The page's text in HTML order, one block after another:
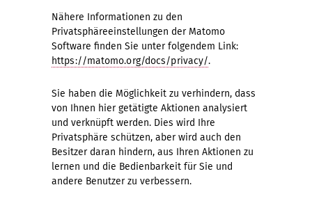
Nähere Informationen zu den
Privatsphäreeinstellungen der Matomo
Software finden Sie unter folgendem Link:
https://matomo.org/docs/privacy/.
Sie haben die Möglichkeit zu verhindern, dass
von Ihnen hier getätigte Aktionen analysiert
und verknüpft werden. Dies wird Ihre
Privatsphäre schützen, aber wird auch den
Besitzer daran hindern, aus Ihren Aktionen zu
lernen und die Bedienbarkeit für Sie und
andere Benutzer zu verbessern.